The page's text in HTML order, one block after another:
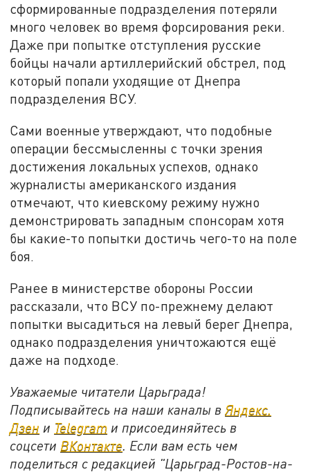
сформированные подразделения потеряли
много человек во время форсирования реки.
Даже при попытке отступления русские
бойцы начали артиллерийский обстрел, под
который попали уходящие от Днепра
подразделения ВСУ.
Сами военные утверждают, что подобные
операции бессмысленны с точки зрения
достижения локальных успехов, однако
журналисты американского издания
отмечают, что киевскому режиму нужно
демонстрировать западным спонсорам хотя
бы какие-то попытки достичь чего-то на поле
боя.
Ранее в министерстве обороны России
рассказали, что ВСУ по-прежнему делают
попытки высадиться на левый берег Днепра,
однако подразделения уничтожаются ещё
даже на подходе.
Уважаемые читатели Царьграда!
Подписывайтесь на наши каналы в Яндекс.
Дзен и Telegram и присоединяйтесь в
соцсети ВКонтакте . Если вам есть чем
поделиться с редакцией "Царьград-Ростов-на-